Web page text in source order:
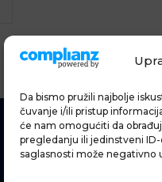
Da bismo pružili najbolje
čuvanje i/ili pristup
će nam omogućiti da
pregledanju ili jedinstveni
saglasnosti može negativno
ŠOPING
HRANA I PIĆE